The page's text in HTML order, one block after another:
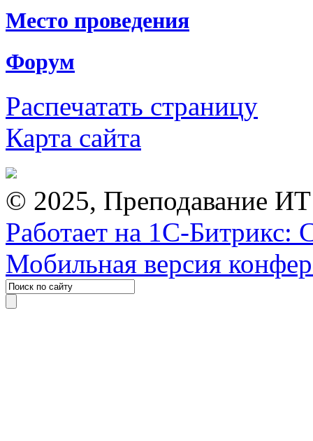
Место проведения
Форум
Распечатать страницу
Карта сайта
© 2025, Преподавание
Работает на 1С-Битрикс:
Мобильная версия